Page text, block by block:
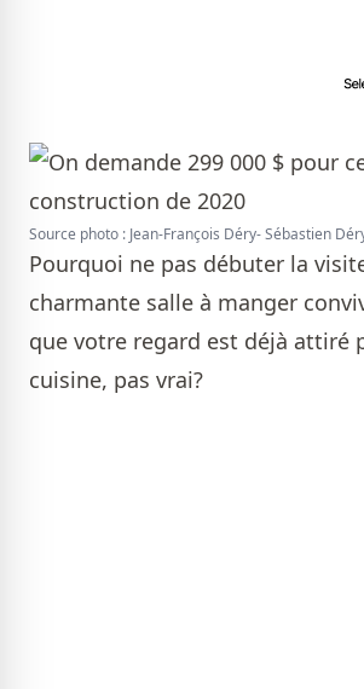
Source photo : Jean-François Déry- Sébastien
Pourquoi ne pas débuter la
charmante salle à manger
que votre regard est déjà attiré
cuisine, pas vrai?